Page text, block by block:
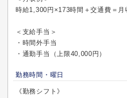
時給1,300円×173時間＋交通費＝月
＜支給手当＞
・時間外手当
・通勤手当（上限40,000円）
勤務時間・曜日
《勤務シフト》